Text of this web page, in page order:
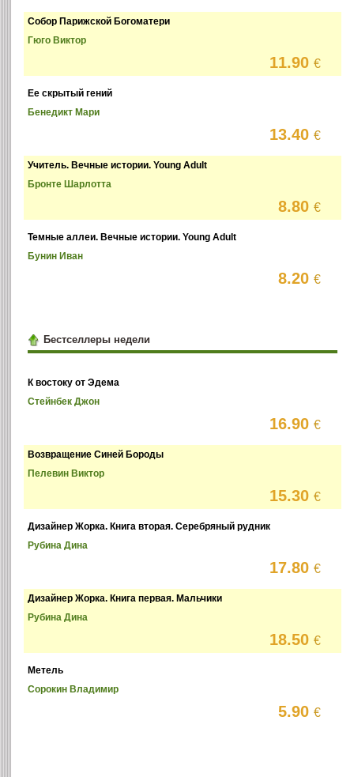
Собор Парижской Богоматери
Гюго Виктор
11.90€
Ее скрытый гений
Бенедикт Мари
13.40€
Учитель. Вечные истории. Young Adult
Бронте Шарлотта
8.80€
Темные аллеи. Вечные истории. Young Adult
Бунин Иван
8.20€
Бестселлеры недели
К востоку от Эдема
Стейнбек Джон
16.90€
Возвращение Синей Бороды
Пелевин Виктор
15.30€
Дизайнер Жорка. Книга вторая. Серебряный рудник
Рубина Дина
17.80€
Дизайнер Жорка. Книга первая. Мальчики
Рубина Дина
18.50€
Метель
Сорокин Владимир
5.90€